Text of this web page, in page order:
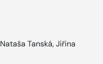
Nataša Tanská,Jiřina